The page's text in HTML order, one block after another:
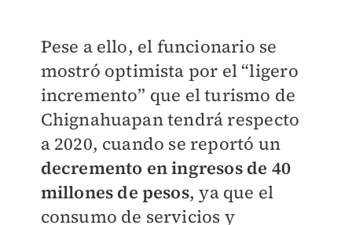
Pese a ello, el funcionario se
mostró optimista por el “ligero
incremento” que el turismo de
Chignahuapan tendrá respecto
a 2020, cuando se reportó un
decremento en ingresos de 40
millones de pesos, ya que el
consumo de servicios y